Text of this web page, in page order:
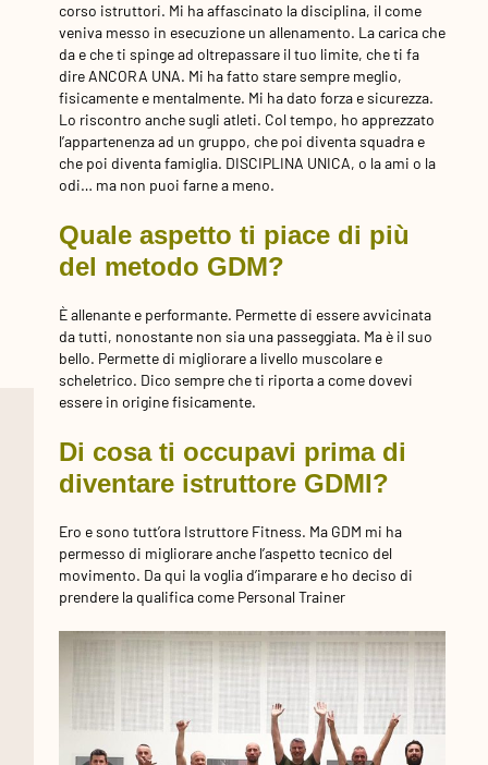
corso istruttori. Mi ha affascinato la disciplina, il come
veniva messo in esecuzione un allenamento. La carica che
da e che ti spinge ad oltrepassare il tuo limite, che ti fa
dire ANCORA UNA. Mi ha fatto stare sempre meglio,
fisicamente e mentalmente. Mi ha dato forza e sicurezza.
Lo riscontro anche sugli atleti. Col tempo, ho apprezzato
l’appartenenza ad un gruppo, che poi diventa squadra e
che poi diventa famiglia. DISCIPLINA UNICA, o la ami o la
odi… ma non puoi farne a meno.
Quale aspetto ti piace di più
del metodo GDM?
È allenante e performante. Permette di essere avvicinata
da tutti, nonostante non sia una passeggiata. Ma è il suo
bello. Permette di migliorare a livello muscolare e
scheletrico. Dico sempre che ti riporta a come dovevi
essere in origine fisicamente.
Di cosa ti occupavi prima di
diventare istruttore GDMI?
Ero e sono tutt’ora Istruttore Fitness. Ma GDM mi ha
permesso di migliorare anche l’aspetto tecnico del
movimento. Da qui la voglia d’imparare e ho deciso di
prendere la qualifica come Personal Trainer